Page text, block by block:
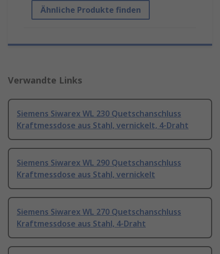
Ähnliche Produkte finden
Verwandte Links
Siemens Siwarex WL 230 Quetschanschluss
Kraftmessdose aus Stahl, vernickelt, 4-Draht
Siemens Siwarex WL 290 Quetschanschluss
Kraftmessdose aus Stahl, vernickelt
Siemens Siwarex WL 270 Quetschanschluss
Kraftmessdose aus Stahl, 4-Draht